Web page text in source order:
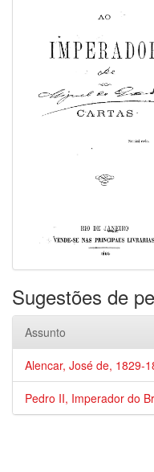
Sugestões de
Assunto
Alencar, José de, 1829-
Pedro II, Imperador do